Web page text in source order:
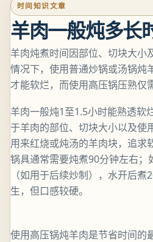
时间知识文章
羊肉一般炖多长
羊肉炖煮时间因部位、切块大小
情况下，使用普通炒锅或汤锅炖
才能软烂，而使用高压锅压熟仅
羊肉一般炖1至1.5小时能熟透软
于羊肉的部位、切块大小以及使
用来红烧或炖汤的羊肉块，追求
锅具通常需要炖煮90分钟左右；
（如用于后续炒制），水开后
生，但口感较硬。
使用高压锅炖羊肉是节省时间的